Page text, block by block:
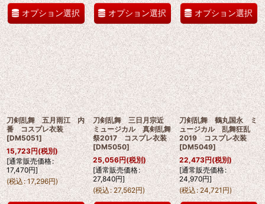
オプション選択 オプション選択 オプション選択
刀剣乱舞 五月雨江 内
番 コスプレ衣装
[DM5051]
15,723円(税別)
[通常販売価格:
17,470円]
(税込: 17,296円)
刀剣乱舞 三日月宗近
ミュージカル 真剣乱舞
祭2017 コスプレ衣装
[DM5050]
25,056円(税別)
[通常販売価格:
27,840円]
(税込: 27,562円)
刀剣乱舞 鶴丸国永 ミ
ュージカル 乱舞狂乱
2019 コスプレ衣装
[DM5049]
22,473円(税別)
[通常販売価格:
24,970円]
(税込: 24,721円)